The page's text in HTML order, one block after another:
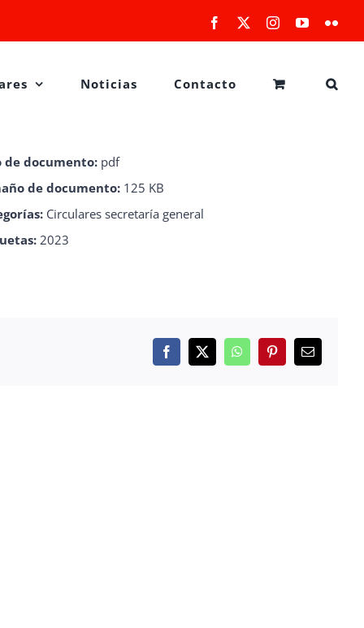
Facebook InstagramYouTube
Noticias Contacto
de documento: pdf
de documento: 125 KB
Circulares secretaría general
2023
Facebook
X WhatsAppPinterestCorreo
electrónico